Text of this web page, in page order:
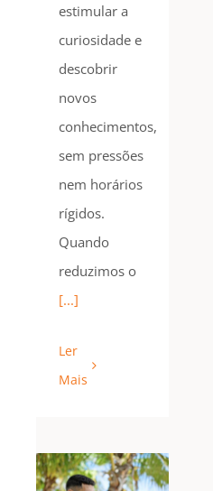
estimular a
curiosidade e
descobrir
novos
conhecimentos,
sem pressões
nem horários
rígidos.
Quando
reduzimos o
[...]
Ler
Mais